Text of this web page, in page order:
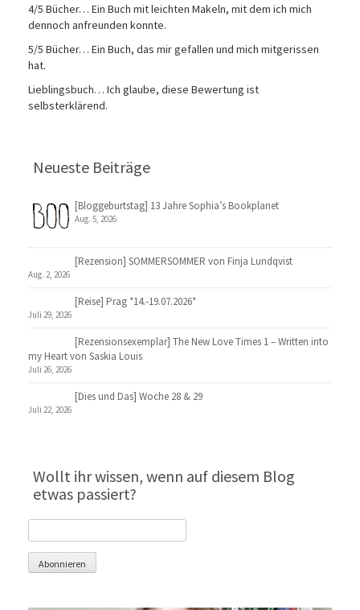
4/5 Bücher… Ein Buch mit leichten Makeln, mit dem ich mich
dennoch anfreunden konnte.
5/5 Bücher… Ein Buch, das mir gefallen und mich mitgerissen
hat.
Lieblingsbuch… Ich glaube, diese Bewertung ist
selbsterklärend.
Neueste Beiträge
[Bloggeburtstag] 13 Jahre Sophia’s Bookplanet
Aug. 5, 2026
[Rezension] SOMMERSOMMER von Finja Lundqvist
Aug. 2, 2026
[Reise] Prag *14.-19.07.2026*
Juli 29, 2026
[Rezensionsexemplar] The New Love Times 1 – Written into
my Heart von Saskia Louis
Juli 26, 2026
[Dies und Das] Woche 28 & 29
Juli 22, 2026
Wollt ihr wissen, wenn auf diesem Blog
etwas passiert?